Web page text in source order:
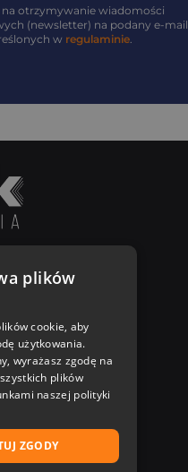
na otrzymywanie wiadomości
(newsletter) na podany e-mail
w regulaminie.
plików
cookie, aby
użytkowania.
wyrażasz zgodę na
plików
naszej polityki
ZGODY